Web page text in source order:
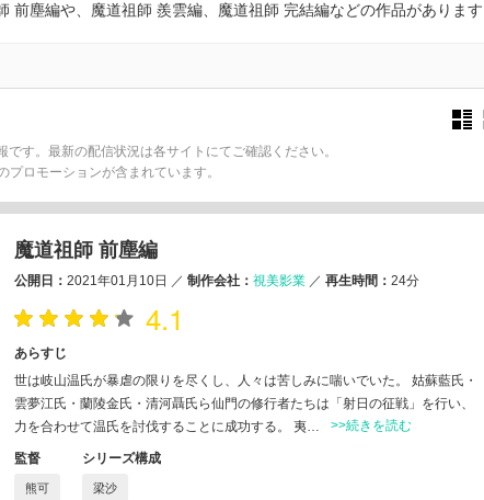
塵編や、魔道祖師 羨雲編、魔道祖師 完結編などの作品があります
す。最新の配信状況は各サイトにてご確認ください。
ロモーションが含まれています。
魔道祖師 前塵編
公開日： 2021年01月10日 ／ 制作会社： 視美影業 ／ 再生時間： 24分
4.1
あらすじ
世は岐山温氏が暴虐の限りを尽くし、人々は苦しみに喘いでいた。 姑蘇藍氏・
雲夢江氏・蘭陵金氏・清河聶氏ら仙門の修行者たちは「射日の征戦」を行い、
力を合わせて温氏を討伐することに成功する。 夷…
>>続きを読む
監督
熊可
シリーズ構成
梁沙